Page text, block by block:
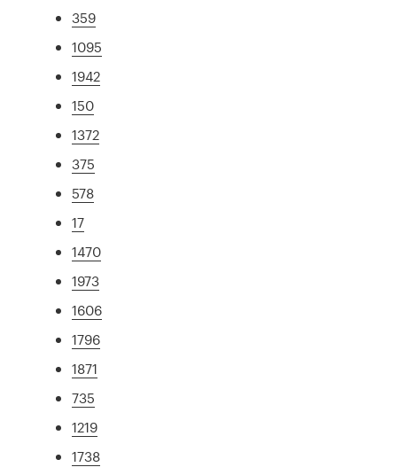
359
1095
1942
150
1372
375
578
17
1470
1973
1606
1796
1871
735
1219
1738